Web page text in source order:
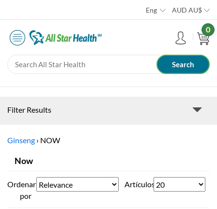
Eng AUD AU$
0
Filter Results
Ginseng › NOW
Now
Ordenar
por
Artículos